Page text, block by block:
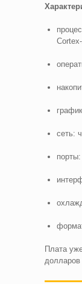
сеть:
Плата
долларов